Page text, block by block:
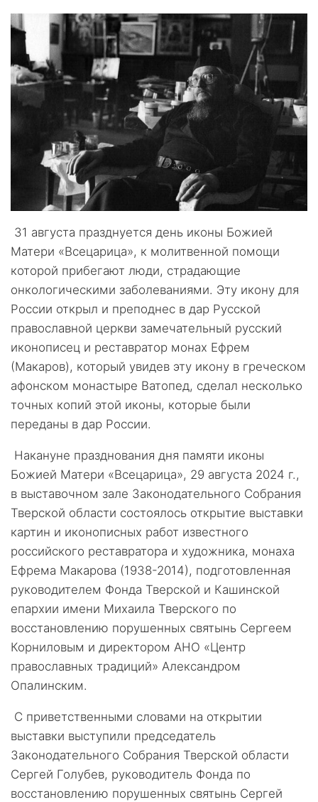
31 августа празднуется день иконы Божией
Матери «Всецарица», к молитвенной помощи
которой прибегают люди, страдающие
онкологическими заболеваниями. Эту икону для
России открыл и преподнес в дар Русской
православной церкви замечательный русский
иконописец и реставратор монах Ефрем
(Макаров), который увидев эту икону в греческом
афонском монастыре Ватопед, сделал несколько
точных копий этой иконы, которые были
переданы в дар России.
Накануне празднования дня памяти иконы
Божией Матери «Всецарица», 29 августа 2024 г.,
в выставочном зале Законодательного Собрания
Тверской области состоялось открытие выставки
картин и иконописных работ известного
российского реставратора и художника, монаха
Ефрема Макарова (1938-2014), подготовленная
руководителем Фонда Тверской и Кашинской
епархии имени Михаила Тверского по
восстановлению порушенных святынь Сергеем
Корниловым и директором АНО «Центр
православных традиций» Александром
Опалинским.
С приветственными словами на открытии
выставки выступили председатель
Законодательного Собрания Тверской области
Сергей Голубев, руководитель Фонда по
восстановлению порушенных святынь Сергей